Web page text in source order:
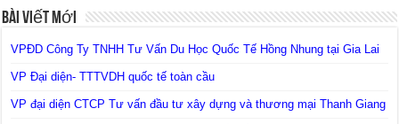
Bài Viết Mới
VPĐD Công Ty TNHH Tư Vấn Du Học Quốc Tế Hồng Nhung tại Gia Lai
VP Đại diện- TTTVDH quốc tế toàn cầu
VP đại diện CTCP Tư vấn đầu tư xây dựng và thương mại Thanh Giang